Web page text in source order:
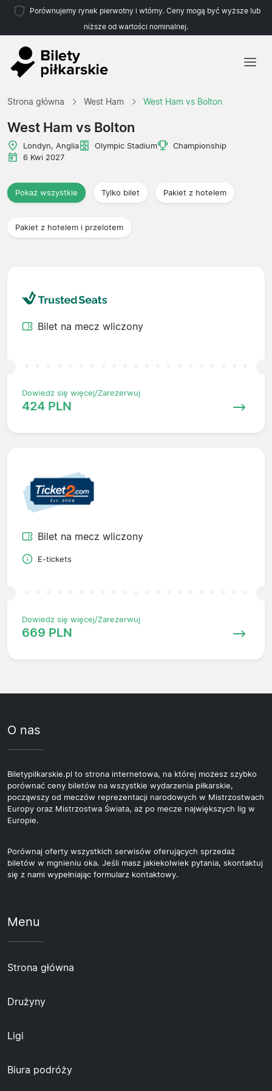
Porównujemy rynek pierwotny i wtórny. Ceny mogą być wyższe lub
niższe od wartości nominalnej.
Strona główna West Ham West Ham vs Bolton
West Ham vs Bolton
Londyn, Anglia Olympic Stadium
Championship
6 Kwi 2027
Pokaż wszystkie Tylko bilet Pakiet z hotelem
Pakiet z hotelem i przelotem
Bilet na mecz wliczony
Dowiedz się więcej/Zarezerwuj
424 PLN
Bilet na mecz wliczony
E-tickets
Dowiedz się więcej/Zarezerwuj
669 PLN
O nas
Biletypilkarskie.pl to strona internetowa, na której możesz szybko
porównać ceny biletów na wszystkie wydarzenia piłkarskie,
począwszy od meczów reprezentacji narodowych w Mistrzostwach
Europy oraz Mistrzostwa Świata, aż po mecze największych lig w
Europie.
Porównaj oferty wszystkich serwisów oferujących sprzedaż
biletów w mgnieniu oka. Jeśli masz jakiekolwiek pytania, skontaktuj
się z nami wypełniając formularz kontaktowy.
Menu
Strona główna
Drużyny
Ligi
Biura podróży